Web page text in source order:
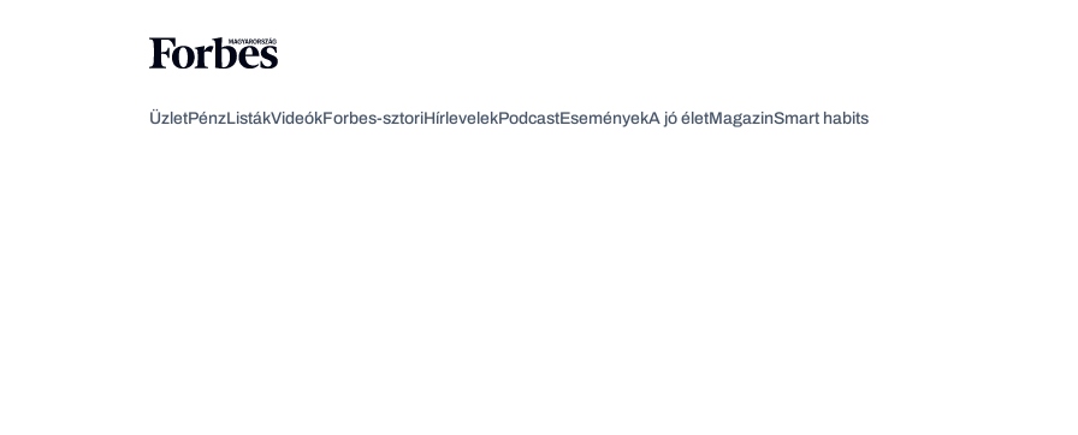
ÜzletPénzListákVideókForbes-sztoriHírlevelekPodcastEseményekA jó életMagazinSmart habits